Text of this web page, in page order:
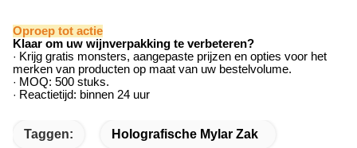
Oproep tot actie
Klaar om uw wijnverpakking te verbeteren?
· Krijg gratis monsters, aangepaste prijzen en opties voor het
merken van producten op maat van uw bestelvolume.
· MOQ: 500 stuks.
· Reactietijd: binnen 24 uur
Taggen: Holografische Mylar Zak